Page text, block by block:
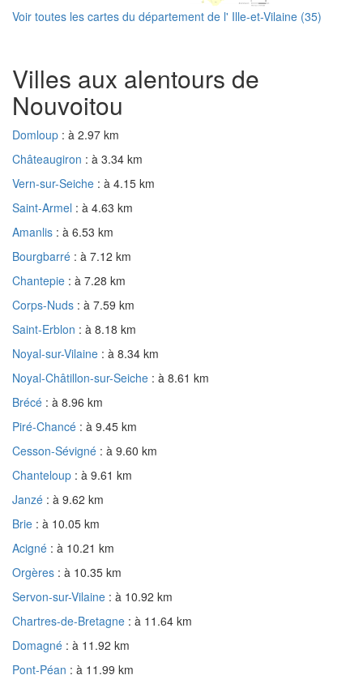
Voir toutes les cartes du département de l' Ille-et-Vilaine (35)
Villes aux alentours de
Nouvoitou
Domloup : à 2.97 km
Châteaugiron : à 3.34 km
Vern-sur-Seiche : à 4.15 km
Saint-Armel : à 4.63 km
Amanlis : à 6.53 km
Bourgbarré : à 7.12 km
Chantepie : à 7.28 km
Corps-Nuds : à 7.59 km
Saint-Erblon : à 8.18 km
Noyal-sur-Vilaine : à 8.34 km
Noyal-Châtillon-sur-Seiche : à 8.61 km
Brécé : à 8.96 km
Piré-Chancé : à 9.45 km
Cesson-Sévigné : à 9.60 km
Chanteloup : à 9.61 km
Janzé : à 9.62 km
Brie : à 10.05 km
Acigné : à 10.21 km
Orgères : à 10.35 km
Servon-sur-Vilaine : à 10.92 km
Chartres-de-Bretagne : à 11.64 km
Domagné : à 11.92 km
Pont-Péan : à 11.99 km